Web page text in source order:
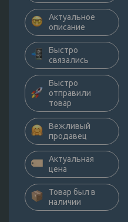
Актуальное
описание
Быстро
связались
Быстро
отправили
товар
Вежливый
продавец
Актуальная
цена
Товар был в
наличии